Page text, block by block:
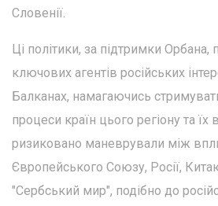
Словенії.
Ці політики, за підтримки Орбана,
ключових агентів російських
Балканах, намагаючись
процеси країн цього регіону та
ризиковано маневрували між
Європейського Союзу, Росії,
"Сербський мир", подібно до